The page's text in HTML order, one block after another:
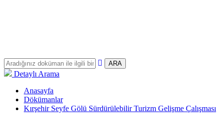
ARA
Detaylı Arama
Anasayfa
Dökümanlar
Kırşehir Seyfe Gölü Sürdürülebilir Turizm Gelişme Çalışması